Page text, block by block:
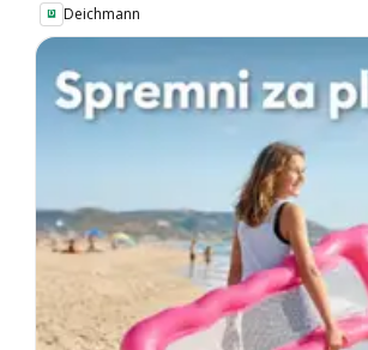
Deichmann